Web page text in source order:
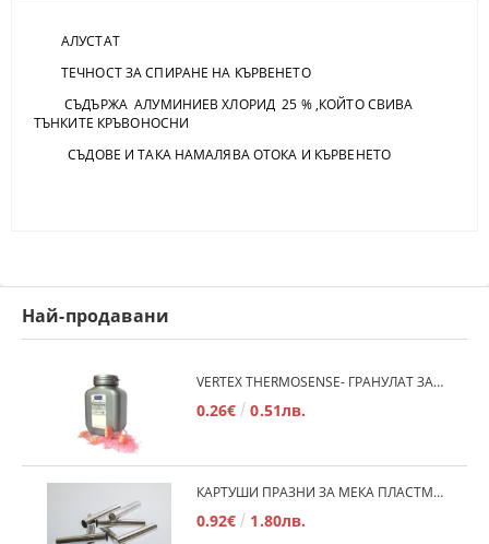
AЛУСТАТ
ТЕЧНОСТ ЗА СПИРАНЕ НА КЪРВЕНЕТО
СЪДЪРЖА АЛУМИНИЕВ ХЛОРИД 25 % ,КОЙТО СВИВА
ТЪНКИТЕ КРЪВОНОСНИ
СЪДОВЕ И ТАКА НАМАЛЯВА ОТОКА И КЪРВЕНЕТО
Най-продавани
VERTEX THERMOSENSE- ГРАНУЛАТ ЗА МЕКИ ПРОТЕЗИ
0.26€ 0.51лв.
КАРТУШИ ПРАЗНИ ЗА МЕКА ПЛАСТМАСА
0.92€ 1.80лв.